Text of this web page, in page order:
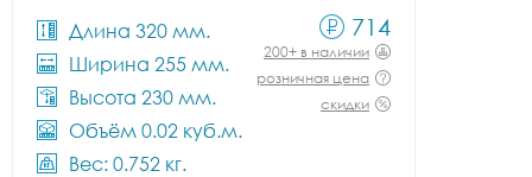
Длина 320 мм.
Ширина 255 мм.
Высота 230 мм.
Объём 0.02 куб.м.
Вес: 0.752 кг.
714
200+ в наличии
розничная цена
скидки